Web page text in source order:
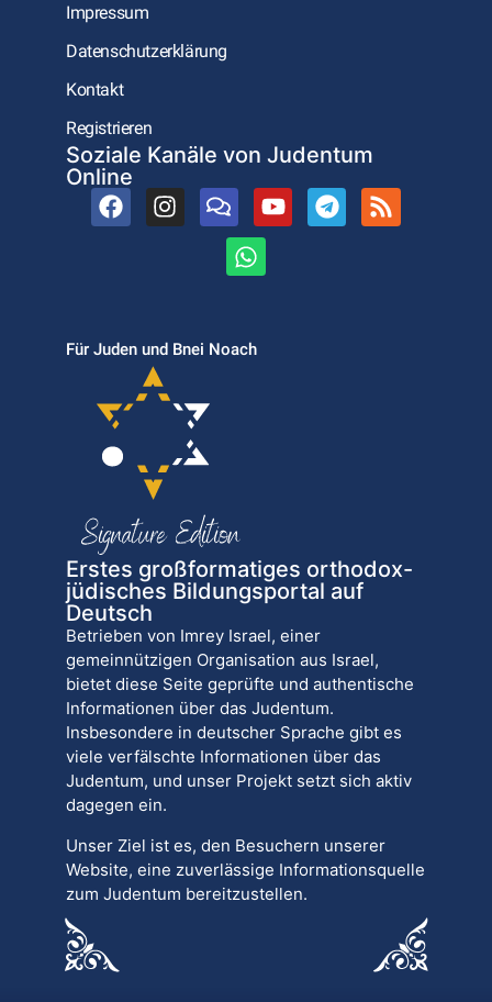
Impressum
Datenschutzerklärung
Kontakt
Registrieren
Soziale Kanäle von Judentum
Online
Für Juden und Bnei Noach
Erstes großformatiges orthodox-
jüdisches Bildungsportal auf
Deutsch
Betrieben von Imrey Israel, einer
gemeinnützigen Organisation aus Israel,
bietet diese Seite geprüfte und authentische
Informationen über das Judentum.
Insbesondere in deutscher Sprache gibt es
viele verfälschte Informationen über das
Judentum, und unser Projekt setzt sich aktiv
dagegen ein.
Unser Ziel ist es, den Besuchern unserer
Website, eine zuverlässige Informationsquelle
zum Judentum bereitzustellen.